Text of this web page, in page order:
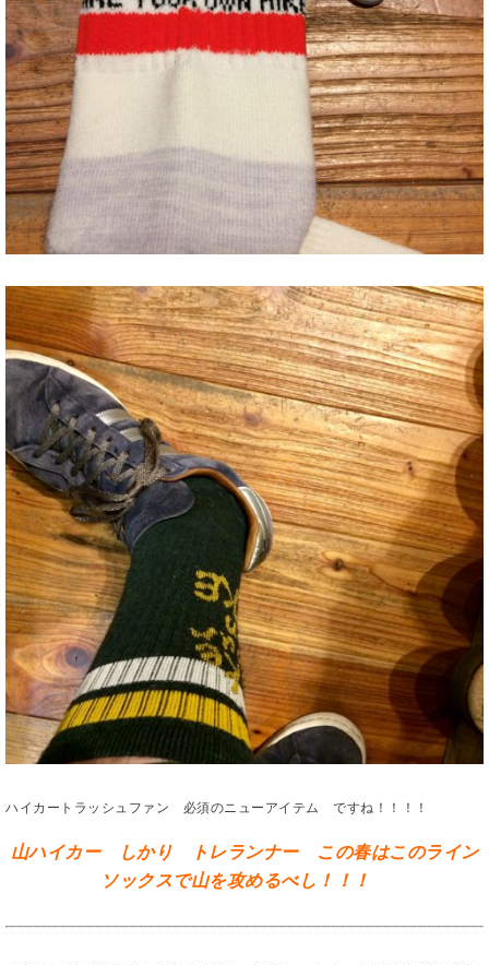
ハイカートラッシュファン 必須のニューアイテム ですね！！！！
山ハイカー しかり トレランナー この春はこのライン
ソックスで山を攻めるべし！！！